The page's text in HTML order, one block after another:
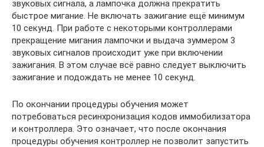
звуковых сигнала, а лампочка должна прекратить
быстрое мигание. Не включать зажигание ещё минимум
10 секунд. При работе с некоторыми контроллерами
прекращение мигания лампочки и выдача зуммером 3
звуковых сигналов происходит уже при включении
зажигания. В этом случае всё равно следует выключить
зажигание и подождать не менее 10 секунд.
По окончании процедуры обучения может
потребоваться ресинхронизация кодов иммобилизатора
и контроллера. Это означает, что после окончания
процедуры обучения контроллер не позволит запустить